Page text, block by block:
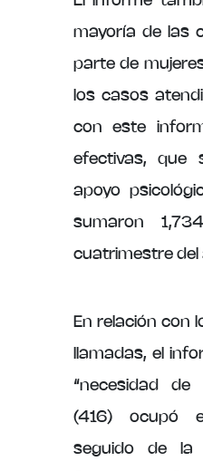
mayoría de las
parte de
los casos
con este
efectivas, que
apoyo
sumaron
cuatrimestre del
En relación con
llamadas, el
“necesidad de
(416) ocupó
seguido de la